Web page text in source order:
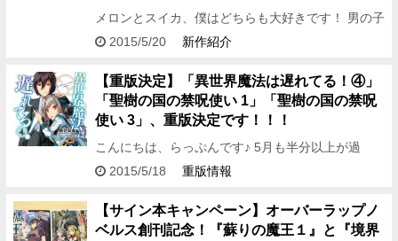
メロンとスイカ、僕はどちらも大好きです！ 男の子
だし仕方ないよね！ どうも、編集アシDです。 今回
犬…
2015/5/20 新作紹介
【重版決定】「異世界魔法は遅れてる！④」
「聖樹の国の禁呪使い 1」「聖樹の国の禁呪
使い 3」、重版決定です！！！
こんにちは、らっぷんです♪ 5月も半分以上が過
ぎ、もうすぐ梅雨か……としみじみ思う今日この
いご報告があ…
2015/5/18 重版情報
【サイン本キャンペーン】オーバーラップノ
ベルス創刊記念！『蘇りの魔王１』と『境界